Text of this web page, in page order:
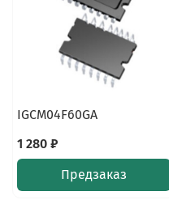
IGCM04F60GA
1 280 ₽
Предзаказ